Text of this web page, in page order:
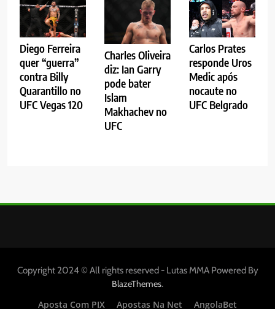
Diego Ferreira
quer “guerra”
contra Billy
Quarantillo no
UFC Vegas 120
Charles Oliveira
diz: Ian Garry
pode bater
Islam
Makhachev no
UFC
Carlos Prates
responde Uros
Medic após
nocaute no
UFC Belgrado
Copyright 2024 © All rights reserved - Lutas MMA Powered By
BlazeThemes.
Aposta Com PIX
Apostas Na Net AngolaBet